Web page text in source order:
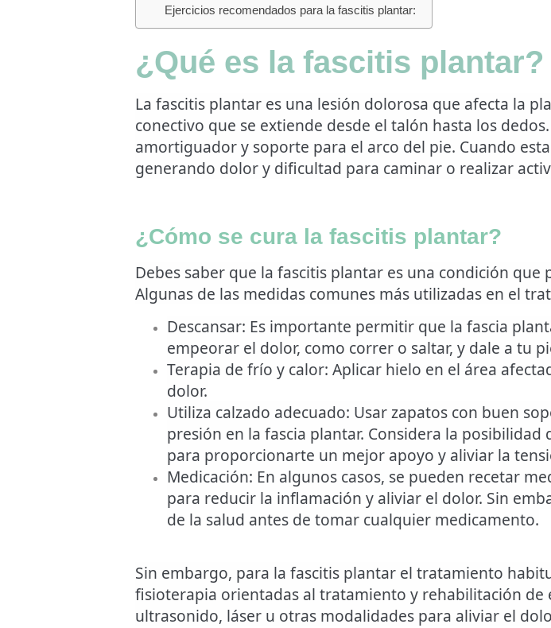
Ejercicios recomendados para la fascitis plantar:
¿Qué es la fascitis plantar?
La fascitis plantar es una lesión dolorosa que afecta la
conectivo que se extiende desde el talón hasta los
amortiguador y soporte para el arco del pie. Cuando
generando dolor y dificultad para caminar o realizar
¿Cómo se cura la fascitis plantar?
Debes saber que la fascitis plantar es una condición
Algunas de las medidas comunes más utilizadas en el
Descansar: Es importante permitir que la fascia
empeorar el dolor, como correr o saltar, y dale a tu
Terapia de frío y calor: Aplicar hielo en el área
dolor.
Utiliza calzado adecuado: Usar zapatos con buen
presión en la fascia plantar. Considera la
para proporcionarte un mejor apoyo y aliviar la
Medicación: En algunos casos, se pueden recetar
para reducir la inflamación y aliviar el dolor. Sin
de la salud antes de tomar cualquier medicamento.
Sin embargo, para la fascitis plantar el tratamiento
fisioterapia orientadas al tratamiento y rehabilitación de
ultrasonido, láser u otras modalidades para aliviar el